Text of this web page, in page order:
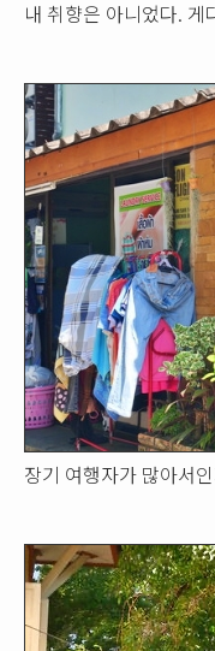
내 취향은 아니었다.
장기 여행자가 많아서